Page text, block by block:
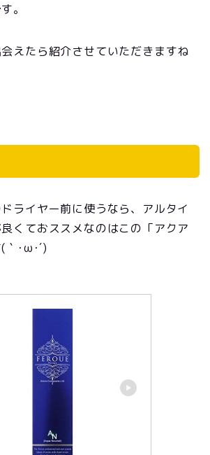
。
えたら紹介させていただきますね
ライヤー前に使うなら、アルタイ
くておススメなのはこの「アクア
｀･ω･´)